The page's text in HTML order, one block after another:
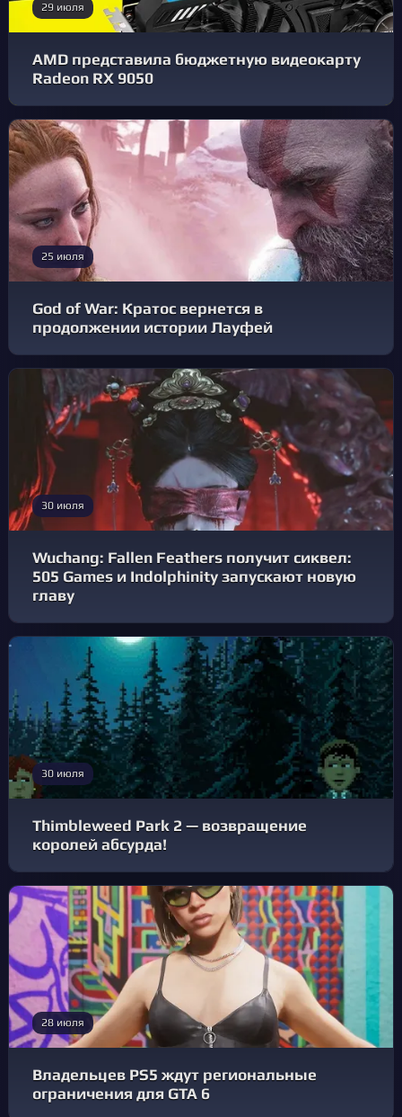
29 июля
AMD представила бюджетную видеокарту
Radeon RX 9050
25 июля
God of War: Кратос вернется в
продолжении истории Лауфей
30 июля
Wuchang: Fallen Feathers получит сиквел:
505 Games и Indolphinity запускают новую
главу
30 июля
Thimbleweed Park 2 — возвращение
королей абсурда!
28 июля
Владельцев PS5 ждут региональные
ограничения для GTA 6